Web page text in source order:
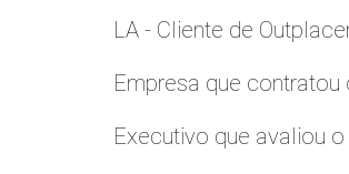
LA - Cliente de
Empresa que
Executivo que avaliou